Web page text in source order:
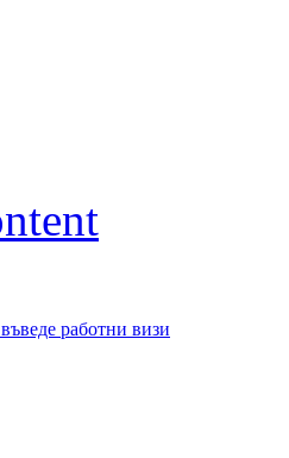
работни визи